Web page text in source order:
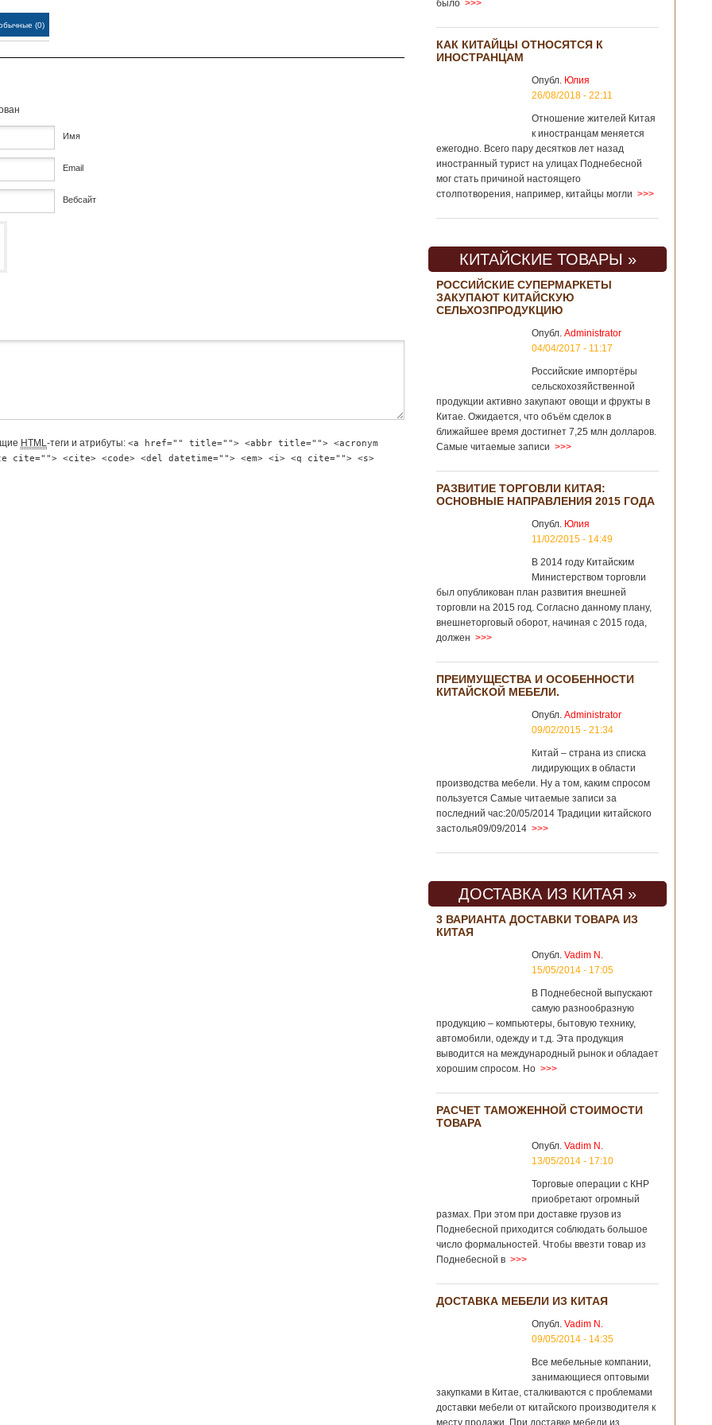
(0)
Имя
Email
Вебсайт
HTML-теги и атрибуты: <a href="" title=""> <abbr title=""> <acronym
cite=""> <cite> <code> <del datetime=""> <em> <i> <q cite=""> <s>
было >>>
КАК КИТАЙЦЫ ОТНОСЯТСЯ К
ИНОСТРАНЦАМ
Опубл. Юлия
26/08/2018 - 22:11
Отношение жителей Китая
к иностранцам меняется
ежегодно. Всего пару десятков лет назад
иностранный турист на улицах Поднебесной
мог стать причиной настоящего
столпотворения, например, китайцы могли >>>
КИТАЙСКИЕ ТОВАРЫ »
РОССИЙСКИЕ СУПЕРМАРКЕТЫ
ЗАКУПАЮТ КИТАЙСКУЮ
СЕЛЬХОЗПРОДУКЦИЮ
Опубл. Administrator
04/04/2017 - 11:17
Российские импортёры
сельскохозяйственной
продукции активно закупают овощи и фрукты в
Китае. Ожидается, что объём сделок в
ближайшее время достигнет 7,25 млн долларов.
Самые читаемые записи >>>
РАЗВИТИЕ ТОРГОВЛИ КИТАЯ:
ОСНОВНЫЕ НАПРАВЛЕНИЯ 2015 ГОДА
Опубл. Юлия
11/02/2015 - 14:49
В 2014 году Китайским
Министерством торговли
был опубликован план развития внешней
торговли на 2015 год. Согласно данному плану,
внешнеторговый оборот, начиная с 2015 года,
должен >>>
ПРЕИМУЩЕСТВА И ОСОБЕННОСТИ
КИТАЙСКОЙ МЕБЕЛИ.
Опубл. Administrator
09/02/2015 - 21:34
Китай – страна из списка
лидирующих в области
производства мебели. Ну а том, каким спросом
пользуется Самые читаемые записи за
последний час:20/05/2014 Традиции китайского
застолья09/09/2014 >>>
ДОСТАВКА ИЗ КИТАЯ »
3 ВАРИАНТА ДОСТАВКИ ТОВАРА ИЗ
КИТАЯ
Опубл. Vadim N.
15/05/2014 - 17:05
В Поднебесной выпускают
самую разнообразную
продукцию – компьютеры, бытовую технику,
автомобили, одежду и т.д. Эта продукция
выводится на международный рынок и обладает
хорошим спросом. Но >>>
РАСЧЕТ ТАМОЖЕННОЙ СТОИМОСТИ
ТОВАРА
Опубл. Vadim N.
13/05/2014 - 17:10
Торговые операции с КНР
приобретают огромный
размах. При этом при доставке грузов из
Поднебесной приходится соблюдать большое
число формальностей. Чтобы ввезти товар из
Поднебесной в >>>
ДОСТАВКА МЕБЕЛИ ИЗ КИТАЯ
Опубл. Vadim N.
09/05/2014 - 14:35
Все мебельные компании,
занимающиеся оптовыми
закупками в Китае, сталкиваются с проблемами
доставки мебели от китайского производителя к
месту продажи. При доставке мебели из